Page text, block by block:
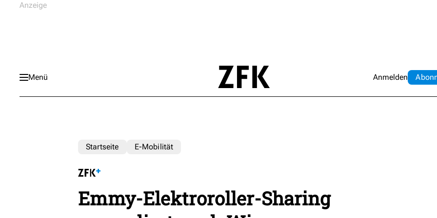
Menü Anmelden Abo
Startseite E-Mobilität
Emmy-Elektroroller-Sharing